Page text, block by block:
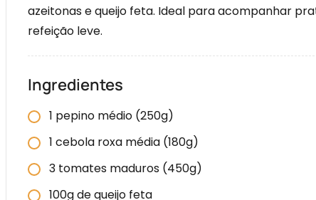
azeitonas e queijo feta. Ideal para acompanhar
refeição leve.
Ingredientes
1 pepino médio (250g)
1 cebola roxa média (180g)
3 tomates maduros (450g)
100g de queijo feta